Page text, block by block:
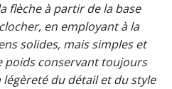
flèche à partir de la base
en employant à la
solides, mais simples et
poids conservant toujours
du détail et du style